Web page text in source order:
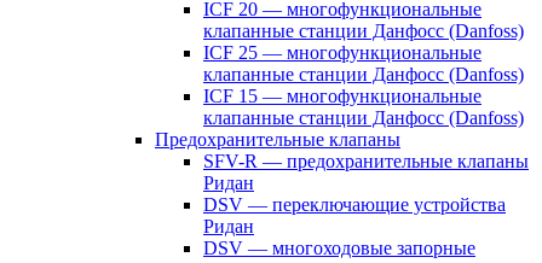
ICF 20 — многофункциональные
клапанные станции Данфосс (Danfoss)
ICF 25 — многофункциональные
клапанные станции Данфосс (Danfoss)
ICF 15 — многофункциональные
клапанные станции Данфосс (Danfoss)
Предохранительные клапаны
SFV-R — предохранительные клапаны
Ридан
DSV — переключающие устройства
Ридан
DSV — многоходовые запорные